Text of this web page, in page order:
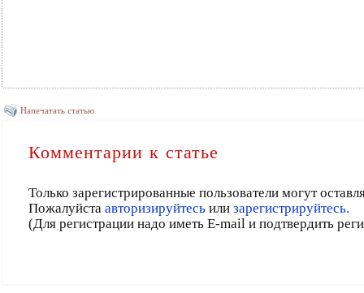
Напечатать статью
Комментарии к статье
Только зарегистрированные пользователи могут
Пожалуйста авторизируйтесьили зарегистрируйтесь.
(Для регистрации надо иметь E-mail и подтвердить